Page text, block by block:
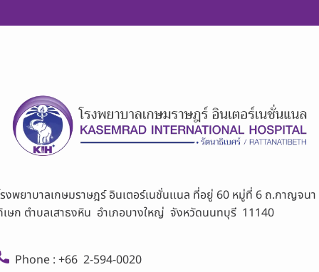
งพยาบาลเกษมราษฎร์ อินเตอร์เนชั่นเเนล ที่อยู่ 60 หมู่ที่ 6 ถ.กาญจนา
เษก ตำบลเสาธงหิน อำเภอบางใหญ่ จังหวัดนนทบุรี 11140
Phone : +66 2-594-0020